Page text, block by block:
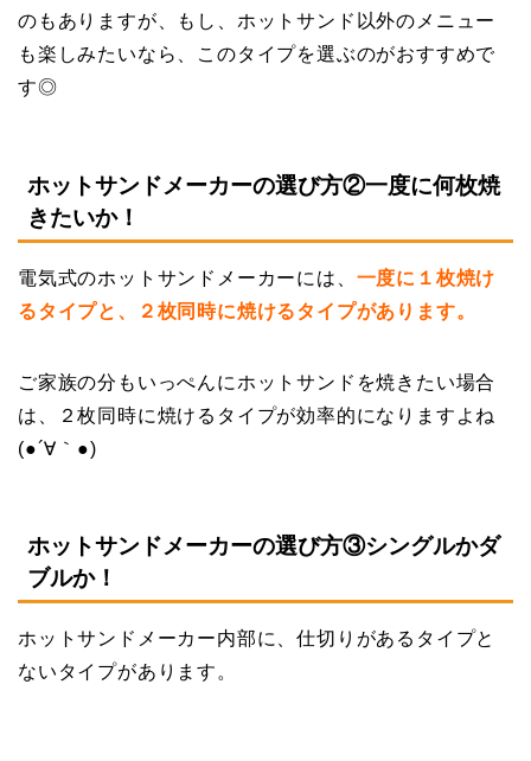
のもありますが、もし、ホットサンド以外のメニュー
も楽しみたいなら、このタイプを選ぶのがおすすめで
す◎
ホットサンドメーカーの選び方②一度に何枚焼
きたいか！
電気式のホットサンドメーカーには、 一度に１枚焼け
るタイプと、２枚同時に焼けるタイプがあります。
ご家族の分もいっぺんにホットサンドを焼きたい場合
は、２枚同時に焼けるタイプが効率的になりますよね
(●´∀｀●)
ホットサンドメーカーの選び方③シングルかダ
ブルか！
ホットサンドメーカー内部に、仕切りがあるタイプと
ないタイプがあります。